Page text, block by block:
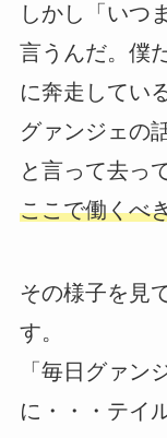
しかし「いつ
言うんだ。僕
に奔走してい
グァンジェの
と言って去っ
ここで働くべ
その様子を見
す。
「毎日グァン
に・・・テイ